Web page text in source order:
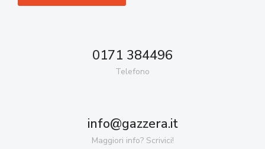
0171 384496
Telefono
info@gazzera.it
Maggiori info? Scrivici!